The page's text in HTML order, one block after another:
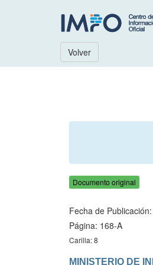
Volver
Documento original
Fecha de
Página: 168-A
Carilla: 8
MINISTERIO DE